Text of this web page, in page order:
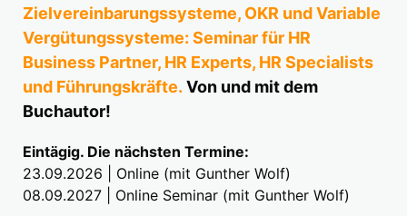
Zielvereinbarungssysteme, OKR und Variable
Vergütungssysteme: Seminar für HR
Business Partner, HR Experts, HR Specialists
und Führungskräfte. Von und mit dem
Buchautor!
Eintägig. Die nächsten Termine:
23.09.2026 | Online (mit Gunther Wolf)
08.09.2027 | Online Seminar (mit Gunther Wolf)